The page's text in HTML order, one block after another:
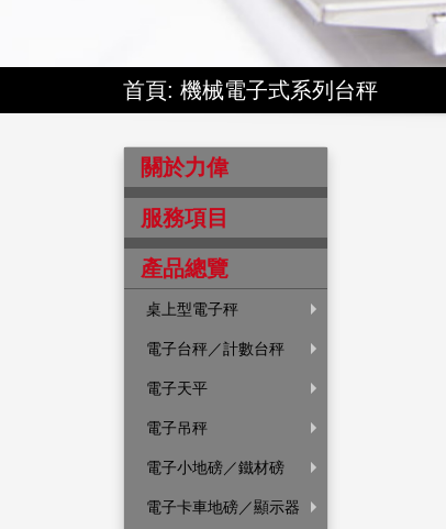
首頁: 機械電子式系列台秤
關於力偉
服務項目
產品總覽
桌上型電子秤
電子台秤／計數台秤
電子天平
電子吊秤
電子小地磅／鐵材磅
電子卡車地磅／顯示器